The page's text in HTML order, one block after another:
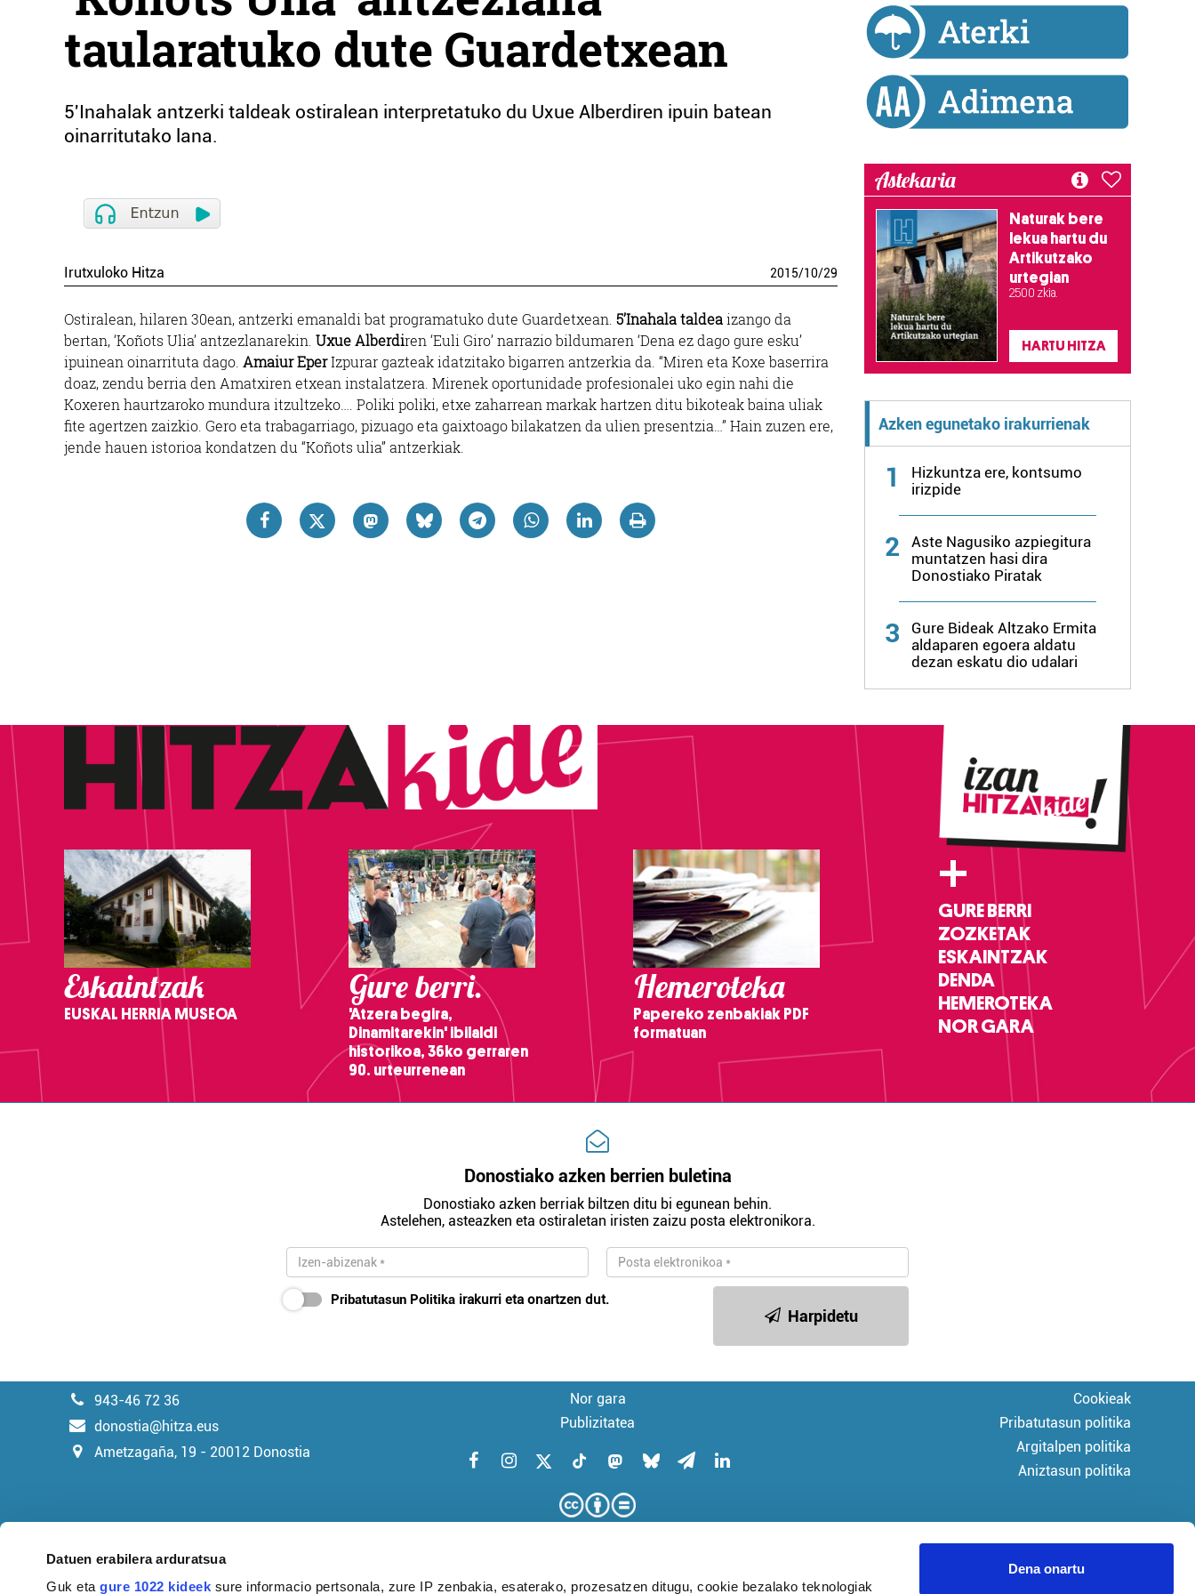
Datuen erabilera arduratsua
Guk etagure 1022 kideek sure informacio pertsonala, zure IP zenbakia, esaterako, prozesatzen ditugu, cookie bezalako teknologiak
Dena onartu
taularatuko dute Guardetxean
5'Inahalak antzerki taldeak ostiralean interpretatuko du Uxue Alberdiren ipuin batean
oinarritutako lana.
Irutxuloko Hitza 2015/10/29
Ostiralean, hilaren 30ean, antzerki emanaldi bat programatuko dute Guardetxean. 5’Inahala taldeaizango da
bertan, ‘Koñots Ulia’ antzezlanarekin. Uxue Alberdiren ‘Euli Giro’ narrazio bildumaren ‘Dena ez dago gure esku’
ipuinean oinarrituta dago. Amaiur EperIzpurar gazteak idatzitako bigarren antzerkia da. “Miren eta Koxe baserrira
doaz, zendu berria den Amatxiren etxean instalatzera. Mirenek oportunidade profesionalei uko egin nahi die
Koxeren haurtzaroko mundura itzultzeko…. Poliki poliki, etxe zaharrean markak hartzen ditu bikoteak baina uliak
fite agertzen zaizkio. Gero eta trabagarriago, pizuago eta gaixtoago bilakatzen da ulien presentzia…” Hain zuzen ere,
jende hauen istorioa kondatzen du “Koñots ulia” antzerkiak.
Astekaria
Naturak bere
lekua hartu du
Artikutzako
urtegian
2.500 zkia.
HARTU HITZA
Azken egunetako irakurrienak
1
Hizkuntza ere, kontsumo
irizpide
2
Aste Nagusiko azpiegitura
muntatzen hasi dira
Donostiako Piratak
3
Gure Bideak Altzako Ermita
aldaparen egoera aldatu
dezan eskatu dio udalari
Eskaintzak
EUSKAL HERRIA MUSEOA
Gure berri.
'Atzera begira,
Dinamitarekin' ibilaldi
historikoa, 36ko gerraren
90. urteurrenean
Hemeroteka
Papereko zenbakiak PDF
formatuan
+
GURE BERRI
ZOZKETAK
ESKAINTZAK
DENDA
HEMEROTEKA
NOR GARA
Donostiako azken berrien buletina
Donostiako azken berriak biltzen ditu bi egunean behin.
Astelehen, asteazken eta ostiraletan iristen zaizu posta elektronikora.
Pribatutasun Politika irakurri eta onartzen dut.
Harpidetu
943-46 72 36
donostia@hitza.eus
Ametzagaña, 19 - 20012 Donostia
Nor gara
Publizitatea
Cookieak
Pribatutasun politika
Argitalpen politika
Aniztasun politika